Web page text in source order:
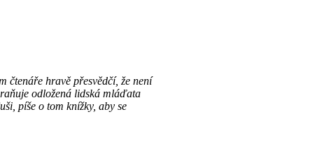
čtenáře hravě přesvědčí, že není
odložená lidská mláďata
píše o tom knížky, aby se